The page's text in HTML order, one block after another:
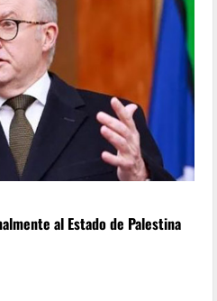
al Estado de Palestina